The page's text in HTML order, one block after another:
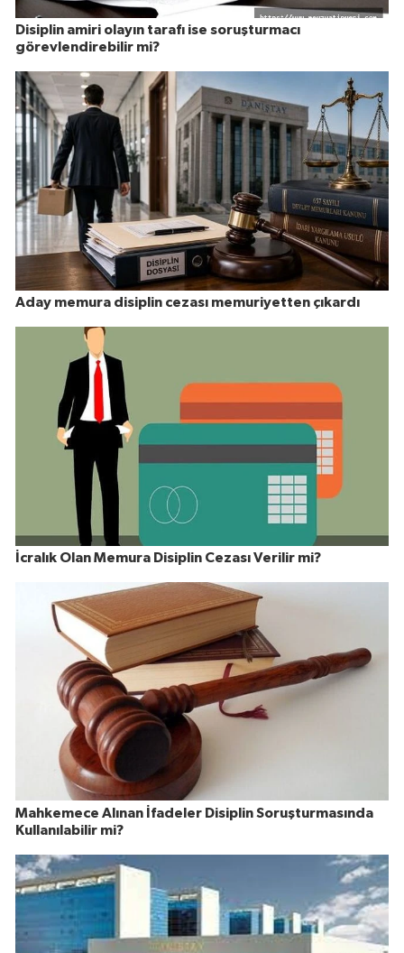
Disiplin amiri olayın tarafı ise soruşturmacı
görevlendirebilir mi?
Aday memura disiplin cezası memuriyetten çıkardı
İcralık Olan Memura Disiplin Cezası Verilir mi?
Mahkemece Alınan İfadeler Disiplin Soruşturmasında
Kullanılabilir mi?